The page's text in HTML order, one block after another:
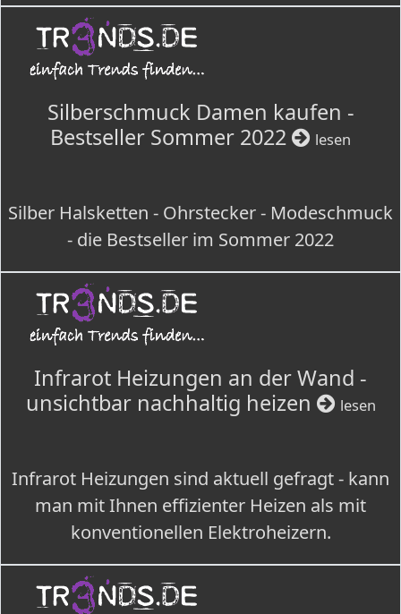
Silberschmuck Damen kaufen -
Bestseller Sommer 2022
lesen
Silber Halsketten - Ohrstecker - Modeschmuck
- die Bestseller im Sommer 2022
Infrarot Heizungen an der Wand -
unsichtbar nachhaltig heizen
lesen
Infrarot Heizungen sind aktuell gefragt - kann
man mit Ihnen effizienter Heizen als mit
konventionellen Elektroheizern.